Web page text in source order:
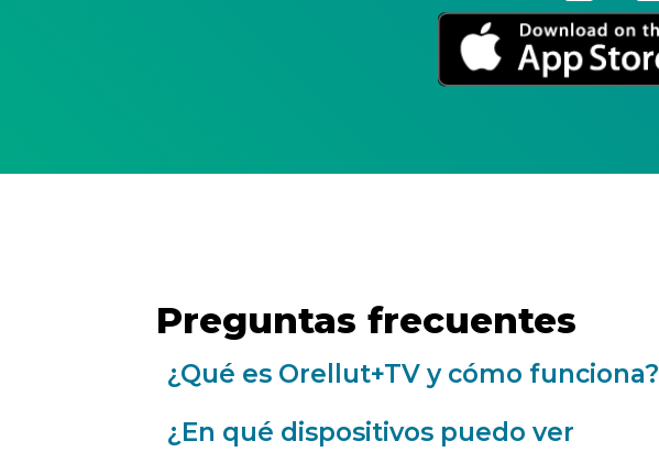
Preguntas frecuentes
¿Qué es Orellut+TV y cómo funciona?
¿En qué dispositivos puedo ver